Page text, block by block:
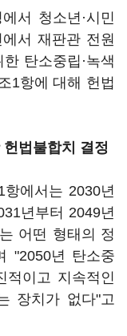
서 청소년·시민
서 재판관 전원
탄소중립·녹색
1항에 대해 헌법
법불합치 결정
에서는 2030년
년부터 2049년
어떤 형태의 정
"2050년 탄소중
적이고 지속적인
장치가 없다"고